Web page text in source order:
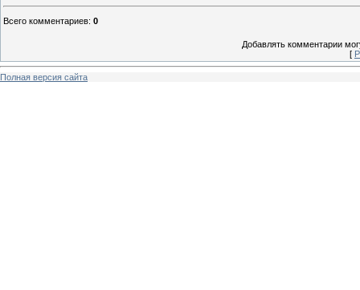
Всего комментариев: 0
Добавлять комментарии
[
Полная версия сайта